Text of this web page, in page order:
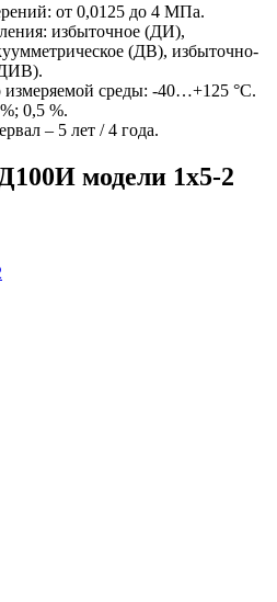
от 0,0125 до 4 МПа.
избыточное (ДИ),
(ДВ), избыточно-
измеряемой среды: -40…+125 °С.
0,5 %.
– 5 лет / 4 года.
модели 1х5-2